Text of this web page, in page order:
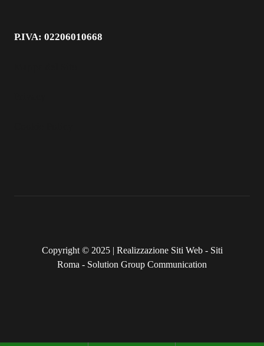
P.IVA: 02206010668
Copyright © 2025 | Realizzazione Siti Web- Siti
Roma - Solution Group Communication